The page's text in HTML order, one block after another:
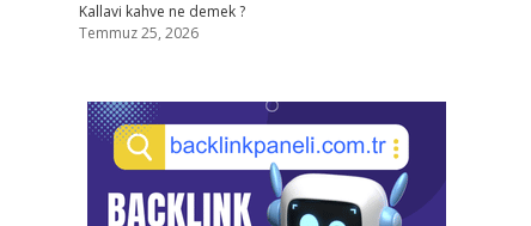
Kallavi kahve ne demek ?
Temmuz 25, 2026